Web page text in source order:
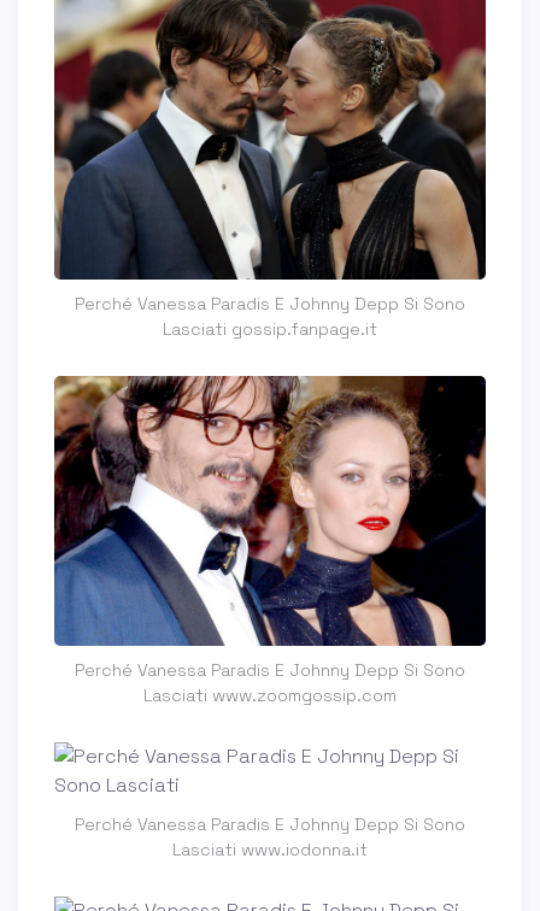
Perché Vanessa Paradis E Johnny Depp Si Sono
Lasciati gossip.fanpage.it
Perché Vanessa Paradis E Johnny Depp Si Sono
Lasciati www.zoomgossip.com
Perché Vanessa Paradis E Johnny Depp Si Sono
Lasciati www.iodonna.it